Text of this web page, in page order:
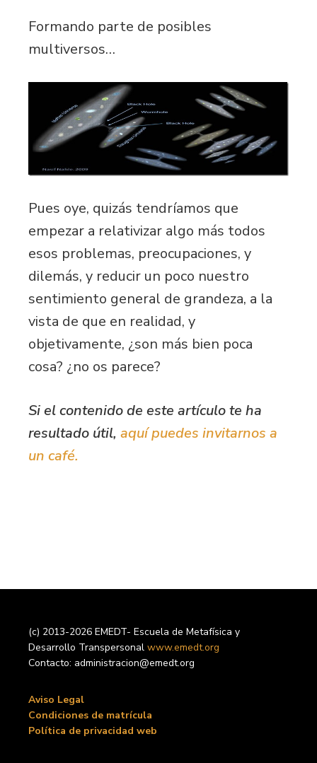
Formando parte de posibles
multiversos…
Pues oye, quizás tendríamos que
empezar a relativizar algo más todos
esos problemas, preocupaciones, y
dilemás, y reducir un poco nuestro
sentimiento general de grandeza, a la
vista de que en realidad, y
objetivamente, ¿son más bien poca
cosa? ¿no os parece?
Si el contenido de este artículo te ha
resultado útil, aquí puedes invitarnos a
un café.
(c) 2013-2026 EMEDT- Escuela de Metafísica y
Desarrollo Transpersonal www.emedt.org
Contacto: administracion@emedt.org
Aviso Legal
Condiciones de matrícula
Política de privacidad web